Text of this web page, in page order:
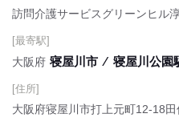
訪問介護サービスグリーンヒル
[最寄駅]
大阪府 寝屋川市 ⁄ 寝屋川公園
[住所]
大阪府寝屋川市打上元町12-18田